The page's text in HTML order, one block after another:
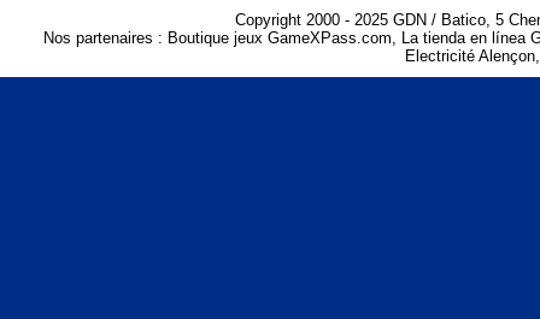
Copyright 2000 - 2025 GDN / Batico, 5
Nos partenaires : Boutique jeux GameXPass.com, La tienda en línea
Electricité Alençon